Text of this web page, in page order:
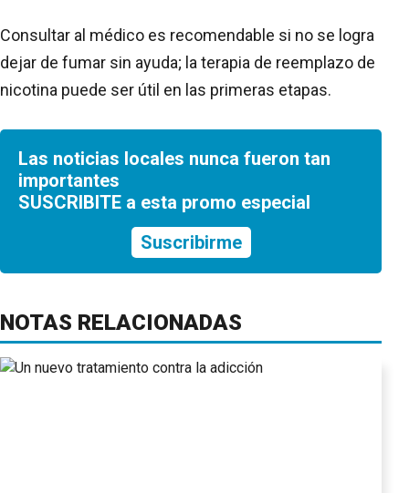
Consultar al médico es recomendable si no se logra
dejar de fumar sin ayuda; la terapia de reemplazo de
nicotina puede ser útil en las primeras etapas.
Las noticias locales nunca fueron tan
importantes
SUSCRIBITE a esta promo especial
Suscribirme
NOTAS RELACIONADAS